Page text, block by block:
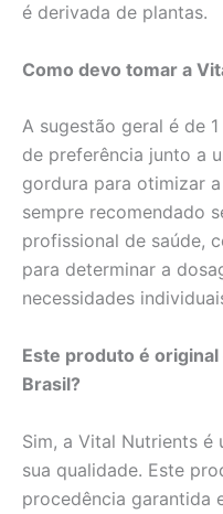
é derivada de plantas.
Como devo tomar a
A sugestão geral é de
de preferência junto a
gordura para otimizar
sempre recomendado
profissional de saúde,
para determinar a
necessidades
Este produto é
Brasil?
Sim, a Vital Nutrients é
sua qualidade. Este
procedência garantida